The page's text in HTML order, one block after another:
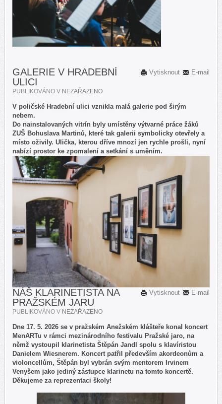
E-mail
Vytisknout
GALERIE V HRADEBNÍ
ULICI
PUBLIKOVÁNO V NEZAŘAZENO
V poličské Hradební ulici vznikla malá galerie pod širým
nebem.
Do nainstalovaných vitrín byly umístěny výtvarné práce žáků
ZUŠ Bohuslava Martinů, které tak galerii symbolicky otevřely a
místo oživily. Ulička, kterou dříve mnozí jen rychle prošli, nyní
nabízí prostor ke zpomalení a setkání s uměním.
E-mail
Vytisknout
NÁŠ KLARINETISTA NA
PRAŽSKÉM JARU
PUBLIKOVÁNO V NEZAŘAZENO
Dne 17. 5. 2026 se v pražském Anežském klášteře konal koncert
MenARTu v rámci mezinárodního festivalu Pražské jaro, na
němž vystoupil klarinetista Štěpán Jandl spolu s klavíristou
Danielem Wiesnerem. Koncert patřil především akordeonům a
violoncellům, Štěpán byl vybrán svým mentorem Irvinem
Venyšem jako jediný zástupce klarinetu na tomto koncertě.
Děkujeme za reprezentaci školy!